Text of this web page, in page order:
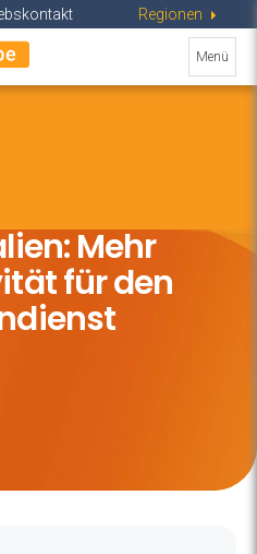
Industries
Toggle
MENU
Regionen
ein-/
Menü
Mehr
für den